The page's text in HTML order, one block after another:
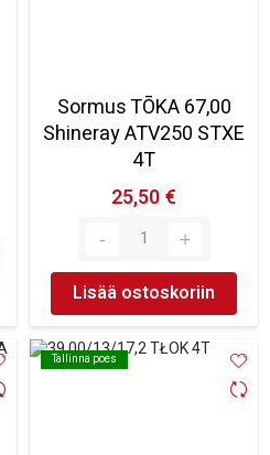
Sormus TŌKA 67,00
Shineray ATV250 STXE
4T
25,50 €
Lisää ostoskoriin
Tallinna poes
Tallinna poes